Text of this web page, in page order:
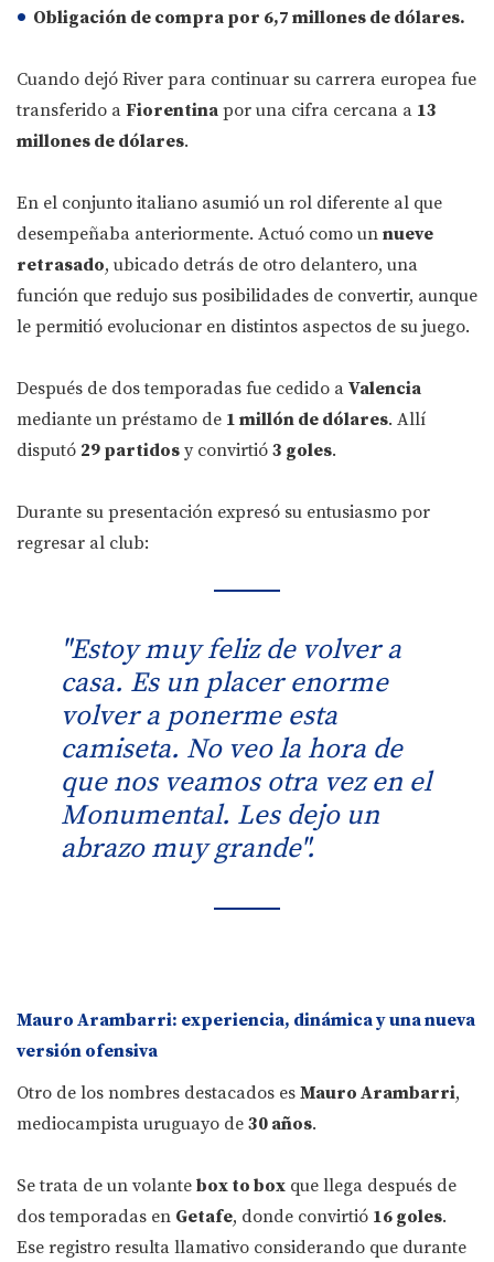
Obligación de compra por 6,7 millones de dólares.
Cuando dejó River para continuar su carrera europea fue
transferido a Fiorentina por una cifra cercana a 13
millones de dólares.
En el conjunto italiano asumió un rol diferente al que
desempeñaba anteriormente. Actuó como un nueve
retrasado, ubicado detrás de otro delantero, una
función que redujo sus posibilidades de convertir, aunque
le permitió evolucionar en distintos aspectos de su juego.
Después de dos temporadas fue cedido a Valencia
mediante un préstamo de 1 millón de dólares. Allí
disputó 29 partidos y convirtió 3 goles.
Durante su presentación expresó su entusiasmo por
regresar al club:
"Estoy muy feliz de volver a
casa. Es un placer enorme
volver a ponerme esta
camiseta. No veo la hora de
que nos veamos otra vez en el
Monumental. Les dejo un
abrazo muy grande".
Mauro Arambarri: experiencia, dinámica y una nueva
versión ofensiva
Otro de los nombres destacados es Mauro Arambarri,
mediocampista uruguayo de 30 años.
Se trata de un volante box to box que llega después de
dos temporadas en Getafe, donde convirtió 16 goles.
Ese registro resulta llamativo considerando que durante